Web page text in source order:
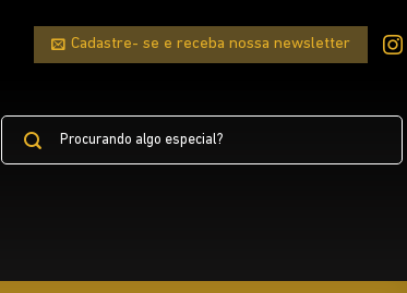
Cadastre- se e receba nossa newsletter
Pesquisar